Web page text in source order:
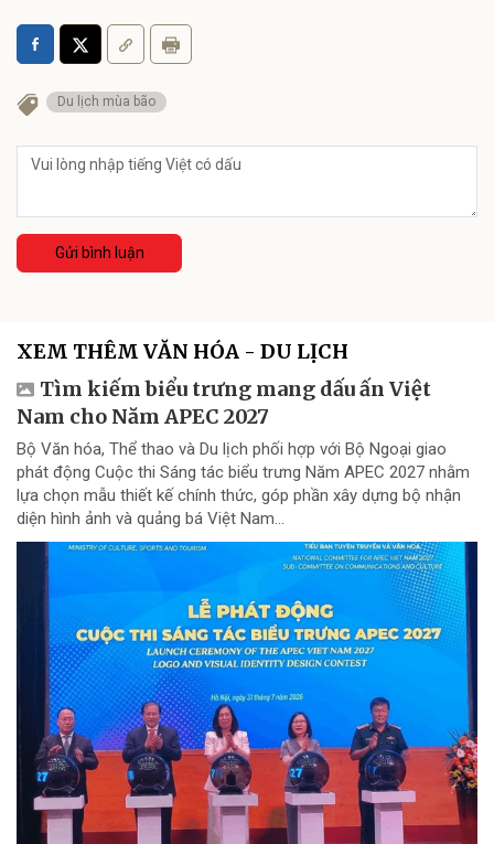
Du lịch mùa bão
Gửi bình luận
XEM THÊM VĂN HÓA - DU LỊCH
Tìm kiếm biểu trưng mang dấu ấn Việt
Nam cho Năm APEC 2027
Bộ Văn hóa, Thể thao và Du lịch phối hợp với Bộ Ngoại giao
phát động Cuộc thi Sáng tác biểu trưng Năm APEC 2027 nhằm
lựa chọn mẫu thiết kế chính thức, góp phần xây dựng bộ nhận
diện hình ảnh và quảng bá Việt Nam...